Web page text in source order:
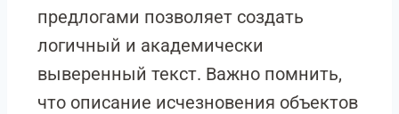
предлогами позволяет создать
логичный и академически
выверенный текст. Важно помнить,
что описание исчезновения объектов